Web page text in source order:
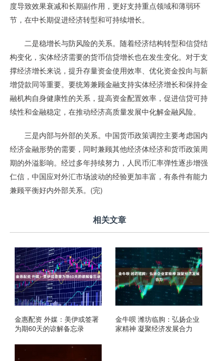
度导致效果衰减和长期副作用，更好支持重点领域和薄弱环
节，在中长期促进经济转型和可持续增长。
二是稳增长与防风险的关系。随着经济结构转型和信贷结
构变化，实体经济需要的货币信贷增长也在发生变化。对于支
撑经济增长来说，提升存量资金使用效率、优化资金投向与新
增贷款同等重要。要统筹兼顾金融支持实体经济增长和保持金
融机构自身健康性的关系，提高资金配置效率，促进信贷可持
续性和金融稳定，在推动经济高质量发展中化解金融风险。
三是内部与外部的关系。中国货币政策调控主要考虑国内
经济金融形势的需要，同时兼顾其他经济体经济和货币政策周
期的外溢影响。经过多年持续努力，人民币汇率弹性逐步增强
仁信，中国应对外汇市场波动的经验更加丰富，有条件有能力
兼顾平衡好内外部关系。(完)
相关文章
金惠配资 外媒：美伊或签署
为期60天的谅解备忘录
金牛呗 潍坊临朐：弘扬企业
家精神 凝聚经济发展合力